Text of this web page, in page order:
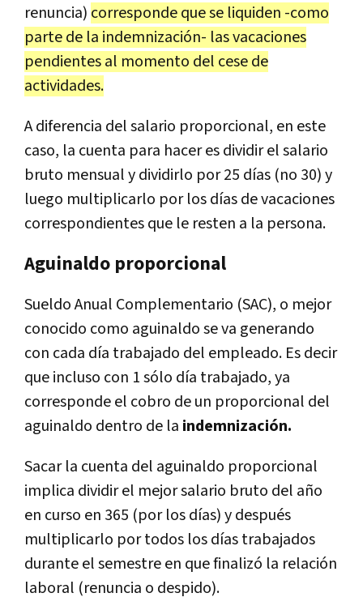
renuncia) corresponde que se liquiden -como
parte de la indemnización- las vacaciones
pendientes al momento del cese de
actividades.
A diferencia del salario proporcional, en este
caso, la cuenta para hacer es dividir el salario
bruto mensual y dividirlo por 25 días (no 30) y
luego multiplicarlo por los días de vacaciones
correspondientes que le resten a la persona.
Aguinaldo proporcional
Sueldo Anual Complementario (SAC), o mejor
conocido como aguinaldo se va generando
con cada día trabajado del empleado. Es decir
que incluso con 1 sólo día trabajado, ya
corresponde el cobro de un proporcional del
aguinaldo dentro de la indemnización.
Sacar la cuenta del aguinaldo proporcional
implica dividir el mejor salario bruto del año
en curso en 365 (por los días) y después
multiplicarlo por todos los días trabajados
durante el semestre en que finalizó la relación
laboral (renuncia o despido).